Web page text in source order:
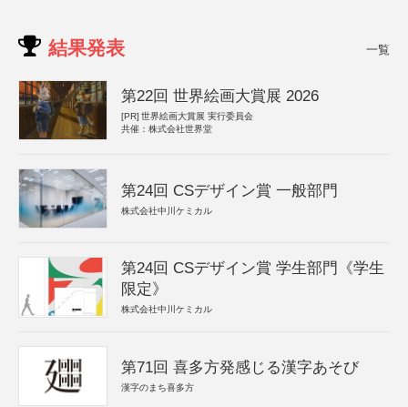
結果発表 一覧
第22回 世界絵画大賞展 2026
[PR] 世界絵画大賞展 実行委員会
共催：株式会社世界堂
第24回 CSデザイン賞 一般部門
株式会社中川ケミカル
第24回 CSデザイン賞 学生部門《学生
限定》
株式会社中川ケミカル
第71回 喜多方発感じる漢字あそび
漢字のまち喜多方